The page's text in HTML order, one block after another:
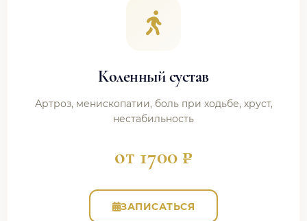
Коленный сустав
Артроз, менископатии, боль при ходьбе, хруст,
нестабильность
от 1700 ₽
ЗАПИСАТЬСЯ